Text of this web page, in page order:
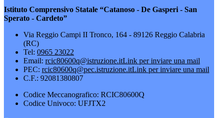
Istituto Comprensivo Statale “Catanoso - De Gasperi - San
Sperato - Cardeto”
Via Reggio Campi II Tronco, 164 - 89126 Reggio Calabria
(RC)
Tel: 0965 23022
Email: rcic80600q@istruzione.itLink per inviare una mail
PEC: rcic80600q@pec.istruzione.itLink per inviare una mail
C.F.: 92081380807
Codice Meccanografico: RCIC80600Q
Codice Univoco: UFJTX2